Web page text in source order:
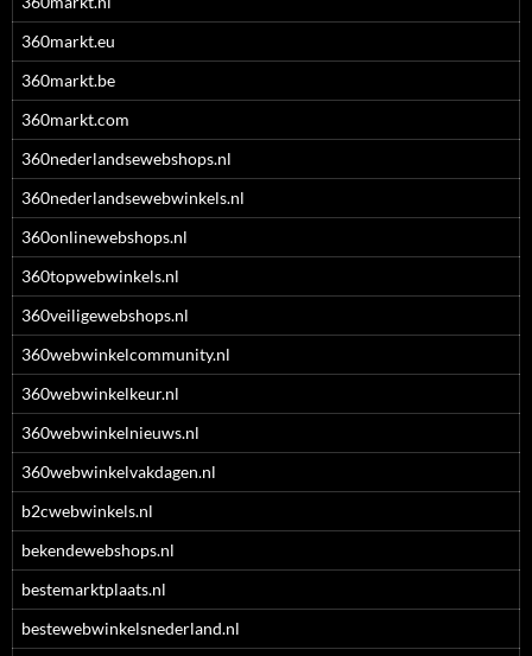
360markt.eu
360markt.be
360markt.com
360nederlandsewebshops.nl
360nederlandsewebwinkels.nl
360onlinewebshops.nl
360topwebwinkels.nl
360veiligewebshops.nl
360webwinkelcommunity.nl
360webwinkelkeur.nl
360webwinkelnieuws.nl
360webwinkelvakdagen.nl
b2cwebwinkels.nl
bekendewebshops.nl
bestemarktplaats.nl
bestewebwinkelsnederland.nl